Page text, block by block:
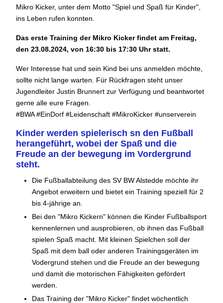
Mikro Kicker, unter dem Motto "Spiel und Spaß für Kinder",
ins Leben rufen konnten.
Das erste Training der Mikro Kicker findet am Freitag,
den 23.08.2024, von 16:30 bis 17:30 Uhr statt.
Wer Interesse hat und sein Kind bei uns anmelden möchte,
sollte nicht lange warten. Für Rückfragen steht unser
Jugendleiter Justin Brunnert zur Verfügung und beantwortet
gerne alle eure Fragen.
#BWA #EinDorf #Leidenschaft #MikroKicker #unserverein
Kinder werden spielerisch sn den Fußball
herangeführt, wobei der Spaß und die
Freude an der bewegung im Vordergrund
steht.
Die Fußballabteilung des SV BW Alstedde möchte ihr
Angebot erweitern und bietet ein Training speziell für 2
bis 4-jährige an.
Bei den "Mikro Kickern" können die Kinder Fußballsport
kennenlernen und ausprobieren, ob ihnen das Fußball
spielen Spaß macht. Mit kleinen Spielchen soll der
Spaß mit dem ball oder anderen Trainingsgeräten im
Vodergrund stehen und die Freude an der bewegung
und damit die motorischen Fähigkeiten gefördert
werden.
Das Training der "Mikro Kicker" findet wöchentlich